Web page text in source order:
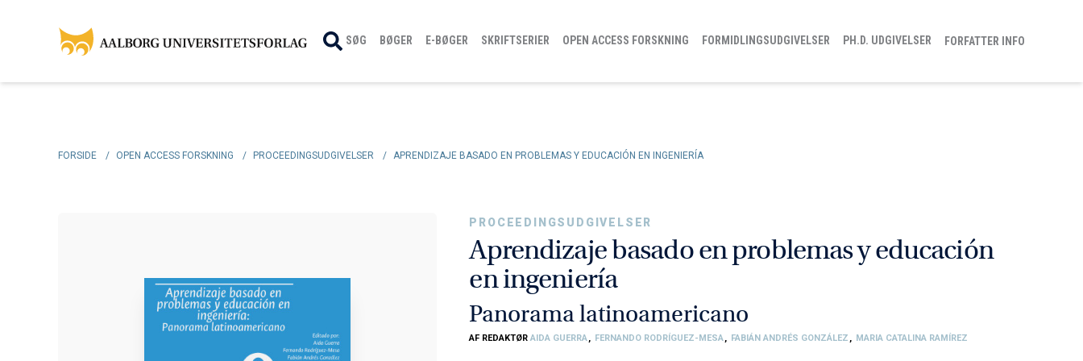
SØG BØGER E-BØGER SKRIFTSERIER OPEN ACCESS FORSKNING FORMIDLINGSUDGIVELSER PH.D. UDGIVELSER FORFATTER INFO
FORSIDE / OPEN ACCESS FORSKNING / PROCEEDINGSUDGIVELSER / APRENDIZAJE BASADO EN PROBLEMAS Y EDUCACIÓN EN INGENIERÍA
PROCEEDINGSUDGIVELSER
Aprendizaje basado en problemas y educación
en ingeniería
Panorama latinoamericano
AF REDAKTØRAIDA GUERRA, FERNANDO RODRÍGUEZ-MESA, FABIÁN ANDRÉS GONZÁLEZ, MARIA CATALINA RAMÍREZ